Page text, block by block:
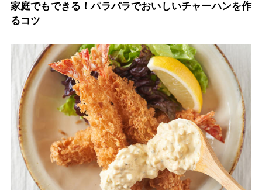
家庭でもできる！パラパラでおいしいチャーハンを作
るコツ